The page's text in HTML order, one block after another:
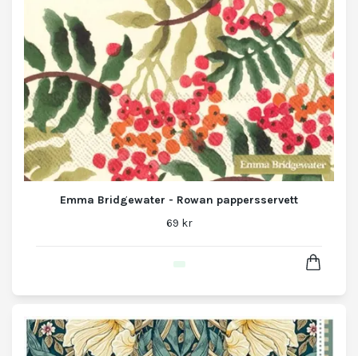
Emma Bridgewater - Rowan pappersservett
69 kr